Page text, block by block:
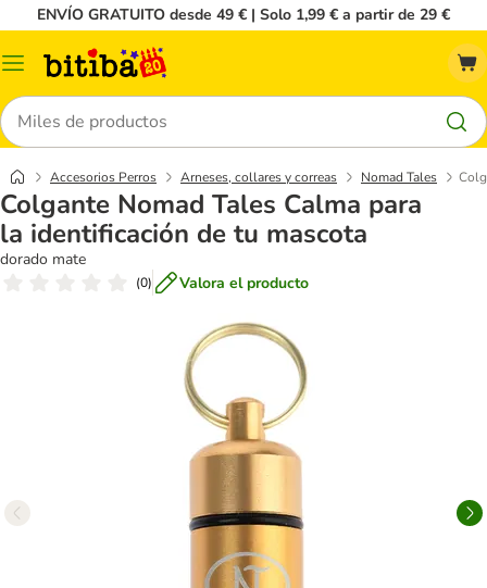
ENVÍO GRATUITO desde 49 € | Solo 1,99 € a partir de 29 €
Menú
Buscar
Accesorios Perros Arneses, collares y correas Nomad Tales
Colgante Nomad Tales Calma para
la identificación de tu mascota
dorado mate
(0) Valora el producto